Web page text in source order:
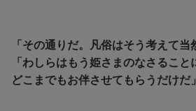
「その通りだ。凡俗はそう考えて当
「わしらはもう姫さまのなさるこ
どこまでもお伴させてもらうだけだ